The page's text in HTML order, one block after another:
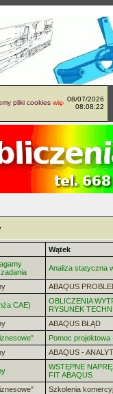
pliki cookieswięcej...08/07/2026
08:08:22
Wątek
Analiza statyczna
ABAQUS
CAE)
OBLICZENIA
RYSUNEK
ABAQUS BŁĄD
Pomoc projektowa
ABAQUS -
WSTĘPNE
FIT ABAQUS
Szkolenia